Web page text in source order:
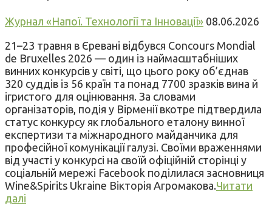
Журнал «Напої. Технології та Інновації» 08.06.2026
21–23 травня в Єревані відбувся Concours Mondial
de Bruxelles 2026 — один із наймасштабніших
винних конкурсів у світі, що цього року об’єднав
320 суддів із 56 країн та понад 7700 зразків вина й
ігристого для оцінювання. За словами
організаторів, подія у Вірменії вкотре підтвердила
статус конкурсу як глобального еталону винної
експертизи та міжнародного майданчика для
професійної комунікації галузі. Своїми враженнями
від участі у конкурсі на своїй офіційній сторінці у
соціальній мережі Facebook поділилася засновниця
Wine&Spirits Ukraine Вікторія Агромакова.Читати
далі